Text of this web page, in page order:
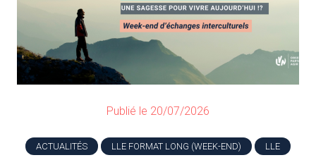
Publié le 20/07/2026
ACTUALITÉS LLE FORMAT LONG (WEEK-END) LLE